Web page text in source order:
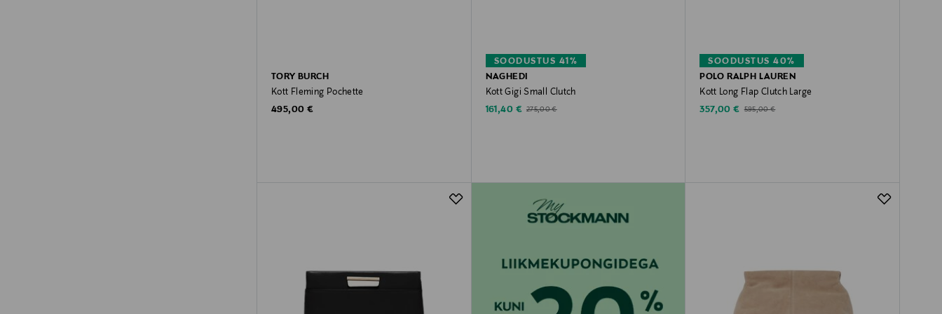
TORY BURCH
Kott Fleming Pochette
Original Price
495,00 €
SOODUSTUS 41%
NAGHEDI
Kott Gigi Small Clutch
Discounted Price
161,40 € Original Price
275,00 €
SOODUSTUS 40%
POLO RALPH LAUREN
Kott Long Flap Clutch Large
Discounted Price
357,00 € Original Price
595,00 €